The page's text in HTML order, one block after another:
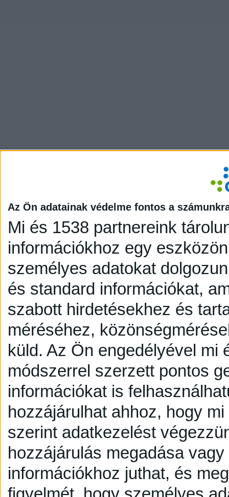
Az Ön adatainak védelme fontos a
Mi és 1538 partnereink
információkhoz egy
személyes adatokat
és standard információkat,
szabott hirdetésekhez és
méréséhez,
küld. Az Ön engedélyével mi
módszerrel szerzett pontos
információkat is
hozzájárulhat ahhoz, hogy
szerint adatkezelést
hozzájárulás megadása
információkhoz juthat, és